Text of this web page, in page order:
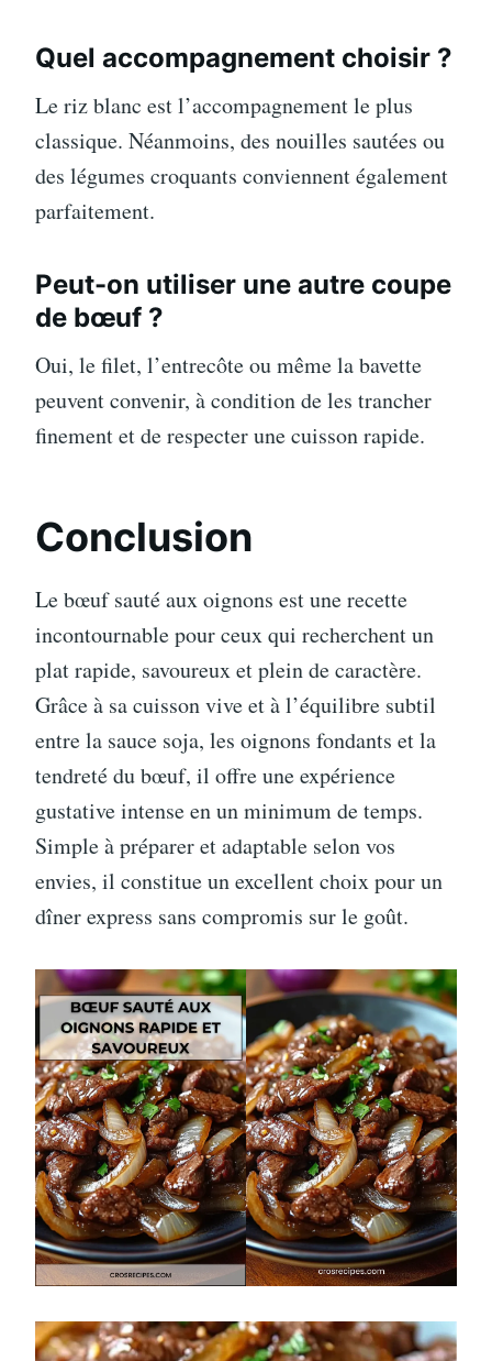
Quel accompagnement choisir ?
Le riz blanc est l’accompagnement le plus
classique. Néanmoins, des nouilles sautées ou
des légumes croquants conviennent également
parfaitement.
Peut-on utiliser une autre coupe
de bœuf ?
Oui, le filet, l’entrecôte ou même la bavette
peuvent convenir, à condition de les trancher
finement et de respecter une cuisson rapide.
Conclusion
Le bœuf sauté aux oignons est une recette
incontournable pour ceux qui recherchent un
plat rapide, savoureux et plein de caractère.
Grâce à sa cuisson vive et à l’équilibre subtil
entre la sauce soja, les oignons fondants et la
tendreté du bœuf, il offre une expérience
gustative intense en un minimum de temps.
Simple à préparer et adaptable selon vos
envies, il constitue un excellent choix pour un
dîner express sans compromis sur le goût.